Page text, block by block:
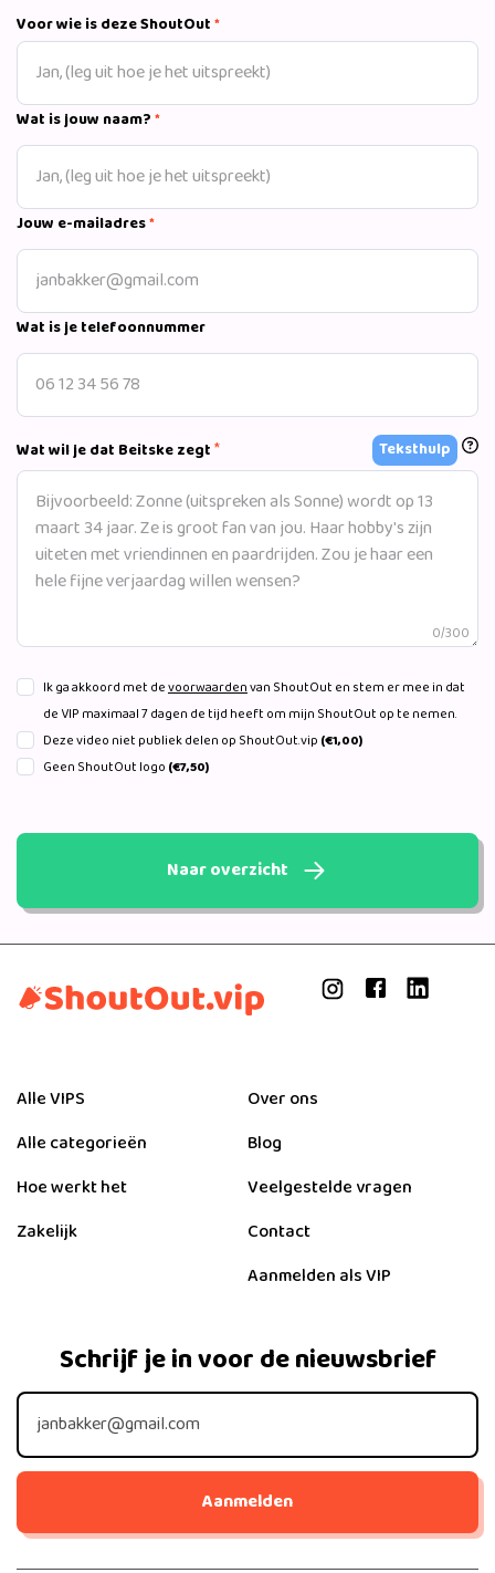
Voor wie is deze ShoutOut*
Wat is jouw naam?*
Jouw e-mailadres*
Wat is je telefoonnummer
Wat wil je dat Beitske zegt* Teksthulp
0/300
Ik ga akkoord met devoorwaardenvan ShoutOut en stem er mee in dat
de VIP maximaal 7 dagen de tijd heeft om mijn ShoutOut op te nemen.
Deze video niet publiek delen op ShoutOut.vip (€1,00)
Geen ShoutOut logo (€7,50)
Naar overzicht
Alle VIPS
Alle categorieën
Hoe werkt het
Zakelijk
Over ons
Blog
Veelgestelde vragen
Contact
Aanmelden als VIP
Schrijf je in voor de nieuwsbrief
Aanmelden